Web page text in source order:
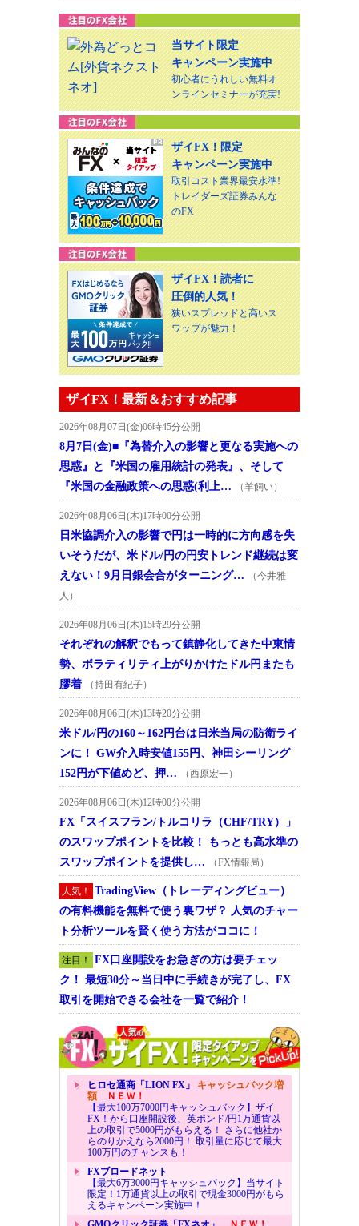
当サイト限定
キャンペーン実施中
初心者にうれしい無料オ
ンラインセミナーが充実!
ザイFX！限定
キャンペーン実施中
取引コスト業界最安水準!
トレイダーズ証券みんな
のFX
ザイFX！読者に
圧倒的人気！
狭いスプレッドと高いス
ワップが魅力！
ザイFX！最新＆おすすめ記事
2026年08月07日(金)06時45分公開
8月7日(金)■『為替介入の影響と更なる実施への
思惑』と『米国の雇用統計の発表』、そして
『米国の金融政策への思惑(利上…
（羊飼い）
2026年08月06日(木)17時00分公開
日米協調介入の影響で円は一時的に方向感を失
いそうだが、米ドル/円の円安トレンド継続は変
えない！9月日銀会合がターニング…
（今井雅
人）
2026年08月06日(木)15時29分公開
それぞれの解釈でもって鎮静化してきた中東情
勢、ボラティリティ上がりかけたドル円またも
膠着
（持田有紀子）
2026年08月06日(木)13時20分公開
米ドル/円の160～162円台は日米当局の防衛ライ
ンに！ GW介入時安値155円、神田シーリング
152円が下値めど、押…
（西原宏一）
2026年08月06日(木)12時00分公開
FX「スイスフラン/トルコリラ（CHF/TRY）」
のスワップポイントを比較！ もっとも高水準の
スワップポイントを提供し…
（FX情報局）
人気！
TradingView（トレーディングビュー）
の有料機能を無料で使う裏ワザ？ 人気のチャー
ト分析ツールを賢く使う方法がココに！
注目！
FX口座開設をお急ぎの方は要チェッ
ク！ 最短30分～当日中に手続きが完了し、FX
取引を開始できる会社を一覧で紹介！
ヒロセ通商「LION FX」 キャッシュバック増
額ＮＥＷ！
【最大100万7000円キャッシュバック】ザイ
FX！から口座開設後、英ポンド/円1万通貨以
上の取引で5000円がもらえる！ さらに他社か
らのりかえなら2000円！ 取引量に応じて最大
100万円のチャンスも！
FXブロードネット
【最大6万3000円キャッシュバック】当サイト
限定！1万通貨以上の取引で現金3000円がもら
えるキャンペーン実施中！